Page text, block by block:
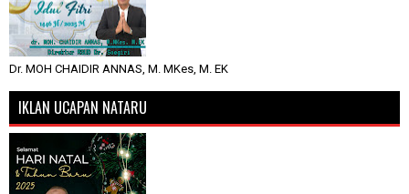
Dr. MOH CHAIDIR ANNAS, M. MKes, M. EK
IKLAN UCAPAN NATARU